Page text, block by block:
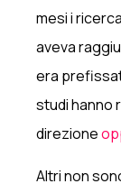
mesi i
aveva
era
studi hanno
direzione
Altri non